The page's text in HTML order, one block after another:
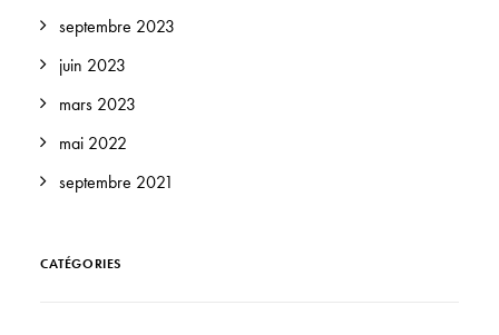
septembre 2023
juin 2023
mars 2023
mai 2022
septembre 2021
CATÉGORIES